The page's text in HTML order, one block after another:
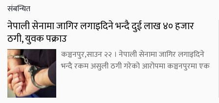
संबन्धित
नेपाली सेनामा जागिर लगाइदिने भन्दै दुई लाख ४० हजार
ठगी, युवक पक्राउ
कञ्चनपुर,साउन २२ । नेपाली सेनामा जागिर लगाइदिने
भन्दै रकम असुली ठगी गरेको आरोपमा कञ्चनपुरमा एक